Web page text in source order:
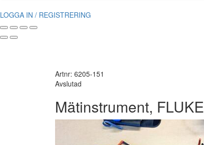
LOGGA IN / REGISTRERING
Artnr: 6205-151
Avslutad
Mätinstrument, FLUKE